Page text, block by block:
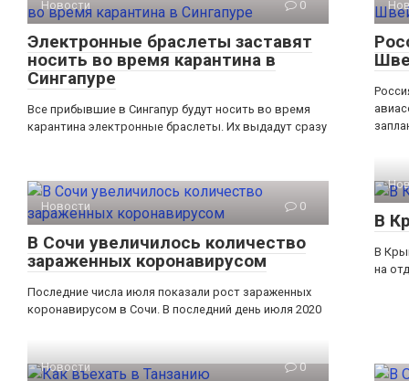
Новости 0
Электронные браслеты заставят
носить во время карантина в
Сингапуре
Все прибывшие в Сингапур будут носить во время
карантина электронные браслеты. Их выдадут сразу
Новости 0
В Сочи увеличилось количество
зараженных коронавирусом
Последние числа июля показали рост зараженных
коронавирусом в Сочи. В последний день июля 2020
В
В
на
Новости 0